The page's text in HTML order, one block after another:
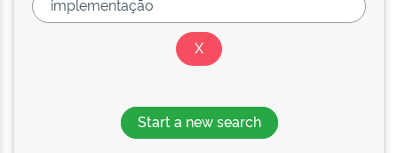
Start a new search